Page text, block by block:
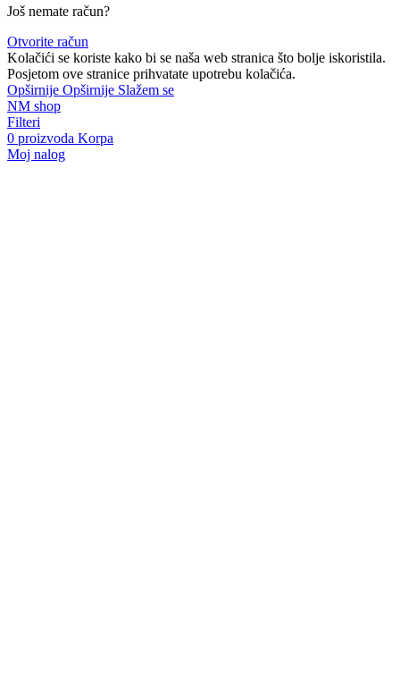
Još nemate račun?
Otvorite račun
Kolačići se koriste kako bi se naša web stranica što bolje iskoristila.
Posjetom ove stranice prihvatate upotrebu kolačića.
Opširnije Opširnije Slažem se
NM shop
Filteri
0 proizvoda Korpa
Moj nalog